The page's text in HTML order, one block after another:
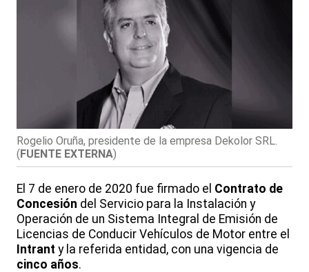
Rogelio Oruña, presidente de la empresa Dekolor SRL.
(FUENTE EXTERNA)
El 7 de enero de 2020 fue firmado el Contrato de
Concesión del Servicio para la Instalación y
Operación de un Sistema Integral de Emisión de
Licencias de Conducir Vehículos de Motor entre el
Intrant y la referida entidad, con una vigencia de
cinco años.